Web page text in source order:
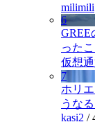
milimili
6
GREE
った
仮想
7
ホリ
うなる
kasi2 /